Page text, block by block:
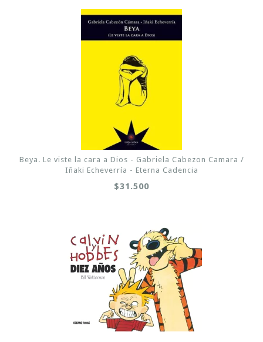
Beya. Le viste la cara a Dios - Gabriela Cabezon Camara /
Iñaki Echeverría - Eterna Cadencia
$31.500